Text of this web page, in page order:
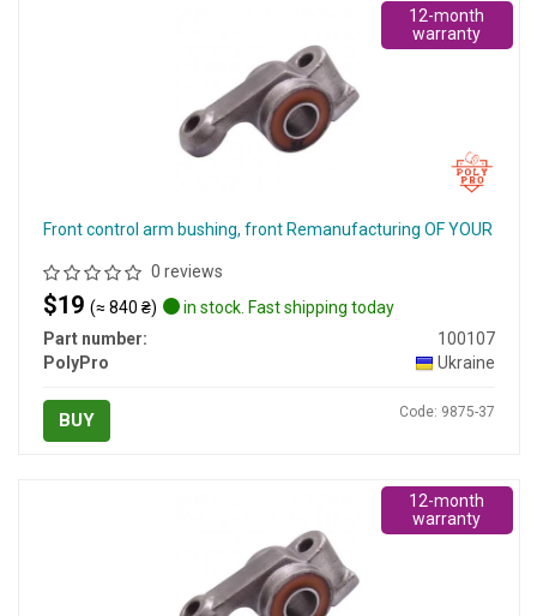
Front control arm bushing, front Remanufacturing OF YOUR
0 reviews
$19 (≈ 840 ₴)
in stock. Fast shipping today
Part number:
100107
PolyPro
Ukraine
BUY Code: 9875-37
12-month
warranty
12-month
warranty